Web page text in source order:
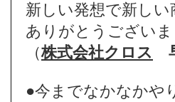
新しい発想で新し
ありがとうございま
（株式会社クロス
●今までなかなかや